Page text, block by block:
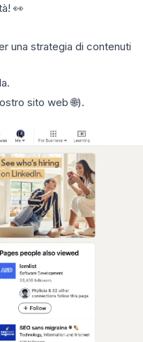
👀
una strategia di contenuti
sito web 🌐).